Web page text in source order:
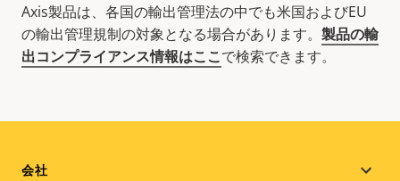
Axis製品は、各国の輸出管理法の中でも米国およびEU
の輸出管理規制の対象となる場合があります。 製品の輸
出コンプライアンス情報はここで検索できます。
会社